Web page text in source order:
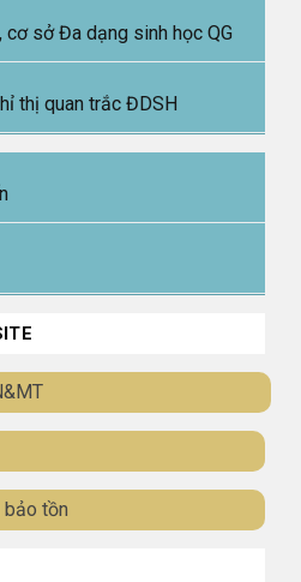
cơ sở Đa dạng sinh học QG
thị quan trắc ĐDSH
bảo tồn